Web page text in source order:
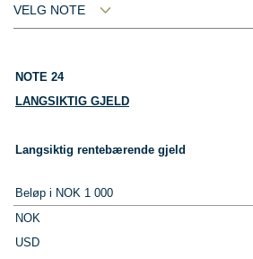
VELG NOTE
NOTE 24
LANGSIKTIG GJELD
Langsiktig rentebærende gjeld
Beløp i NOK 1 000
NOK
USD